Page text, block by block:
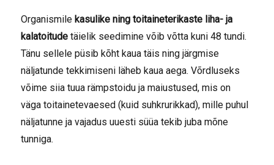
Organismile kasulike ning toitaineterikaste liha- ja
kalatoitude täielik seedimine võib võtta kuni 48 tundi.
Tänu sellele püsib kõht kaua täis ning järgmise
näljatunde tekkimiseni läheb kaua aega. Võrdluseks
võime siia tuua rämpstoidu ja maiustused, mis on
väga toitainetevaesed (kuid suhkrurikkad), mille puhul
näljatunne ja vajadus uuesti süüa tekib juba mõne
tunniga.